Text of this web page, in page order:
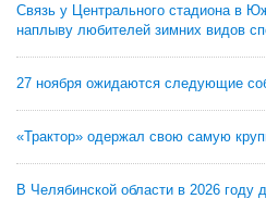
Связь у Центрального стадиона в
наплыву любителей зимних видов
27 ноября ожидаются следующие
«Трактор» одержал свою самую
В Челябинской области в 2026 году